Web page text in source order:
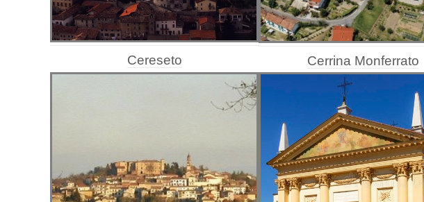
Cereseto Cerrina Monferrato